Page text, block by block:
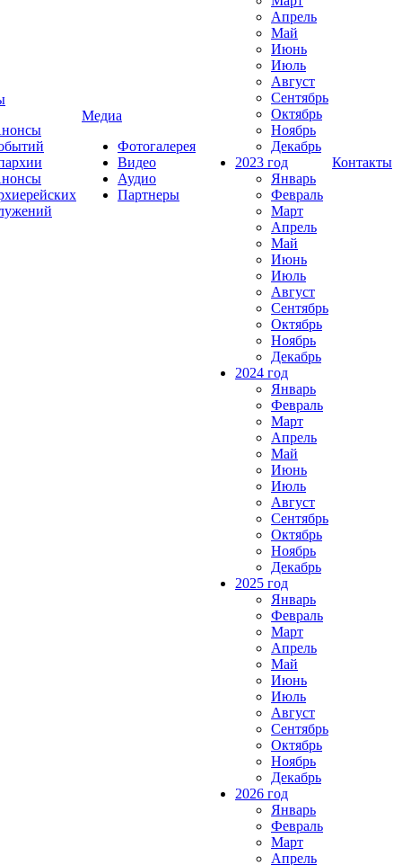
Медиа
Фотогалерея
Видео
Аудио
Партнеры
Апрель
Май
Июнь
Июль
Август
Сентябрь
Октябрь
Ноябрь
Декабрь
2023 год
Январь
Февраль
Март
Апрель
Май
Июнь
Июль
Август
Сентябрь
Октябрь
Ноябрь
Декабрь
2024 год
Январь
Февраль
Март
Апрель
Май
Июнь
Июль
Август
Сентябрь
Октябрь
Ноябрь
Декабрь
2025 год
Январь
Февраль
Март
Апрель
Май
Июнь
Июль
Август
Сентябрь
Октябрь
Ноябрь
Декабрь
2026 год
Январь
Февраль
Март
Апрель
Контакты